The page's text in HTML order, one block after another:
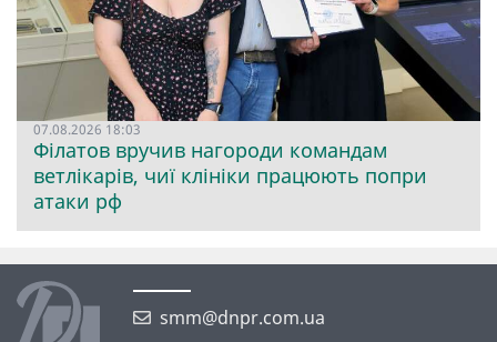
07.08.2026 18:03
Філатов вручив нагороди командам
ветлікарів, чиї клініки працюють попри
атаки рф
smm@dnpr.com.ua